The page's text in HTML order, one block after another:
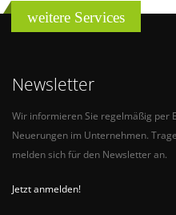
weitere Services
Newsletter
Wir informieren Sie regelmäßig per
Neuerungen im Unternehmen.
melden sich für den Newsletter an.
Jetzt anmelden!